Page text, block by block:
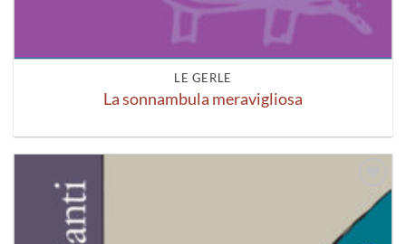
LE GERLE
La sonnambula meravigliosa
Aggiungi
alla lista
dei
desideri